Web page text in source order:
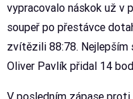
vypracovalo náskok už v
soupeř po přestávce
zvítězili 88:78. Nejlepším
Oliver Pavlík přidal 14
V posledním zápase proti